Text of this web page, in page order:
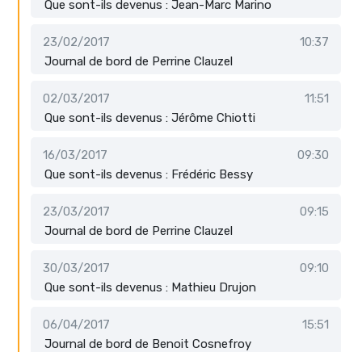
Que sont-ils devenus : Jean-Marc Marino
23/02/2017
10:37
Journal de bord de Perrine Clauzel
02/03/2017
11:51
Que sont-ils devenus : Jérôme Chiotti
16/03/2017
09:30
Que sont-ils devenus : Frédéric Bessy
23/03/2017
09:15
Journal de bord de Perrine Clauzel
30/03/2017
09:10
Que sont-ils devenus : Mathieu Drujon
06/04/2017
15:51
Journal de bord de Benoit Cosnefroy